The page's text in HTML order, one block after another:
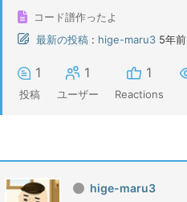
コード譜作ったよ
最新の投稿 : hige-maru3 5年前
1
投稿
1
ユーザー
1
Reactions
hige-maru3